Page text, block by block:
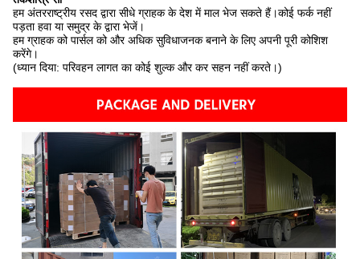
हम अंतरराष्ट्रीय रसद द्वारा सीधे ग्राहक के देश में माल भेज सकते हैं।कोई फर्क नहीं
पड़ता हवा या समुद्र के द्वारा भेजें।
हम ग्राहक को पार्सल को और अधिक सुविधाजनक बनाने के लिए अपनी पूरी कोशिश
करेंगे।
(ध्यान दिया: परिवहन लागत का कोई शुल्क और कर सहन नहीं करते।)